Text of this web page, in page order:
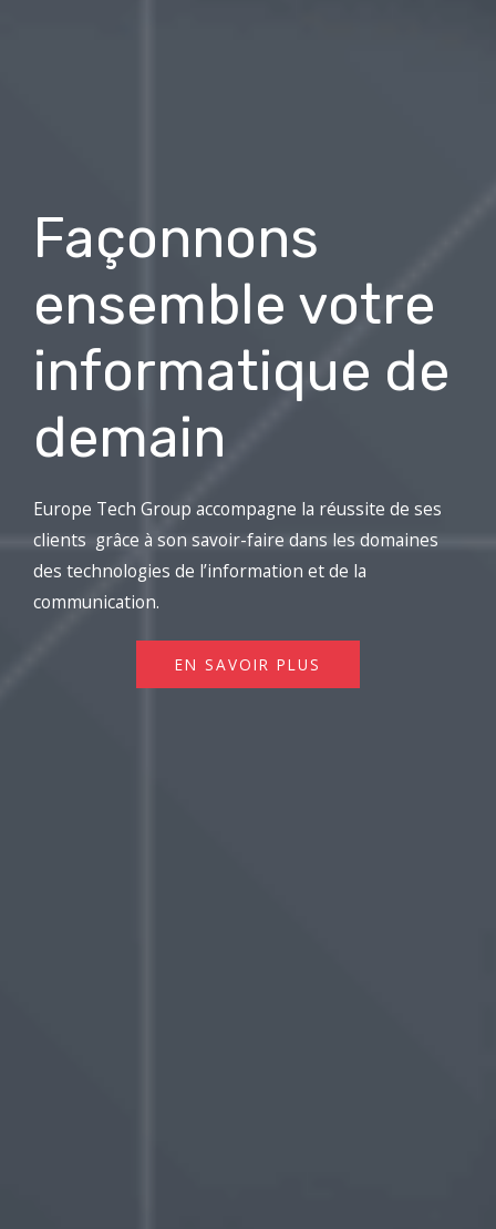
Façonnons
ensemble votre
informatique de
demain
Europe Tech Group accompagne la réussite de ses
clients grâce à son savoir-faire dans les domaines
des technologies de l’information et de la
communication.
EN SAVOIR PLUS